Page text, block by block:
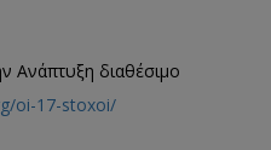
Ανάπτυξη διαθέσιμο
oi-17-stoxoi/